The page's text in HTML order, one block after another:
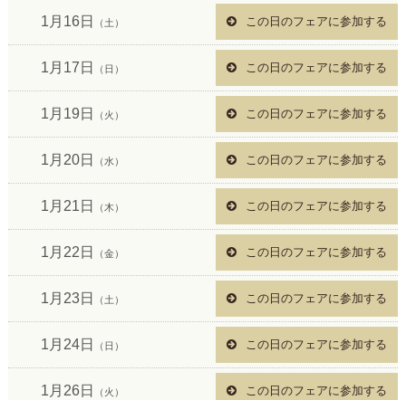
1月16日 （土） この日のフェアに参加する
1月17日 （日） この日のフェアに参加する
1月19日 （火） この日のフェアに参加する
1月20日 （水） この日のフェアに参加する
1月21日 （木） この日のフェアに参加する
1月22日 （金） この日のフェアに参加する
1月23日 （土） この日のフェアに参加する
1月24日 （日） この日のフェアに参加する
1月26日 （火） この日のフェアに参加する